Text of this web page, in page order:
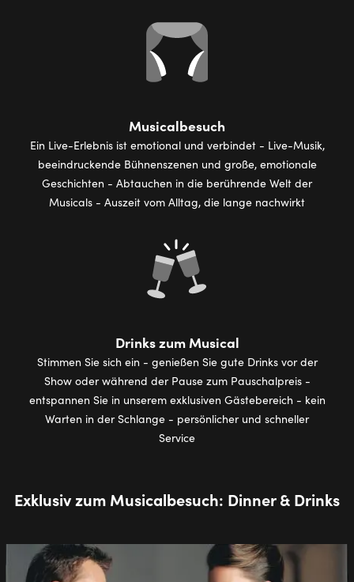
Musicalbesuch
Ein Live-Erlebnis ist emotional und verbindet - Live-Musik,
beeindruckende Bühnenszenen und große, emotionale
Geschichten - Abtauchen in die berührende Welt der
Musicals - Auszeit vom Alltag, die lange nachwirkt
Drinks zum Musical
Stimmen Sie sich ein - genießen Sie gute Drinks vor der
Show oder während der Pause zum Pauschalpreis -
entspannen Sie in unserem exklusiven Gästebereich - kein
Warten in der Schlange - persönlicher und schneller
Service
Exklusiv zum Musicalbesuch: Dinner & Drinks